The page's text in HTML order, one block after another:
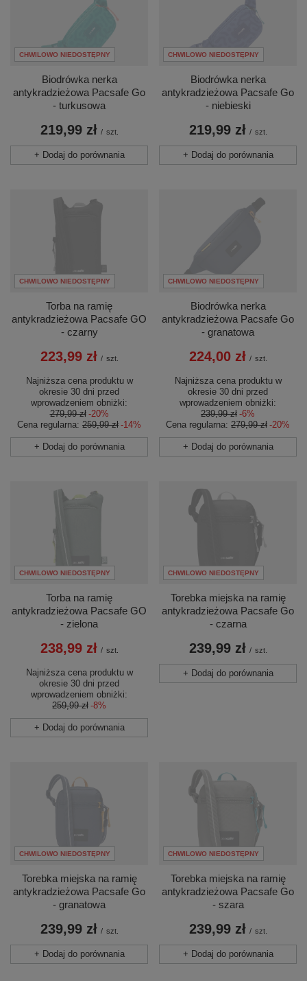
CHWILOWO NIEDOSTĘPNY
Biodrówka nerka
antykradzieżowa Pacsafe Go
- turkusowa
219,99 zł / szt.
+ Dodaj do porównania
CHWILOWO NIEDOSTĘPNY
Biodrówka nerka
antykradzieżowa Pacsafe Go
- niebieski
219,99 zł / szt.
+ Dodaj do porównania
CHWILOWO NIEDOSTĘPNY
Torba na ramię
antykradzieżowa Pacsafe GO
- czarny
223,99 zł / szt.
Najniższa cena produktu w
okresie 30 dni przed
wprowadzeniem obniżki:
279,99 zł -20%
Cena regularna: 259,99 zł -14%
+ Dodaj do porównania
CHWILOWO NIEDOSTĘPNY
Biodrówka nerka
antykradzieżowa Pacsafe Go
- granatowa
224,00 zł / szt.
Najniższa cena produktu w
okresie 30 dni przed
wprowadzeniem obniżki:
239,99 zł -6%
Cena regularna: 279,99 zł -20%
+ Dodaj do porównania
CHWILOWO NIEDOSTĘPNY
Torba na ramię
antykradzieżowa Pacsafe GO
- zielona
238,99 zł / szt.
Najniższa cena produktu w
okresie 30 dni przed
wprowadzeniem obniżki:
259,99 zł -8%
+ Dodaj do porównania
CHWILOWO NIEDOSTĘPNY
Torebka miejska na ramię
antykradzieżowa Pacsafe Go
- czarna
239,99 zł / szt.
+ Dodaj do porównania
CHWILOWO NIEDOSTĘPNY
Torebka miejska na ramię
antykradzieżowa Pacsafe Go
- granatowa
239,99 zł / szt.
+ Dodaj do porównania
CHWILOWO NIEDOSTĘPNY
Torebka miejska na ramię
antykradzieżowa Pacsafe Go
- szara
239,99 zł / szt.
+ Dodaj do porównania